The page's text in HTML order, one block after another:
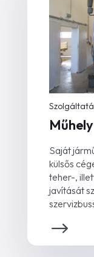
Műhely
Saját
külsős
teher-,
javítását